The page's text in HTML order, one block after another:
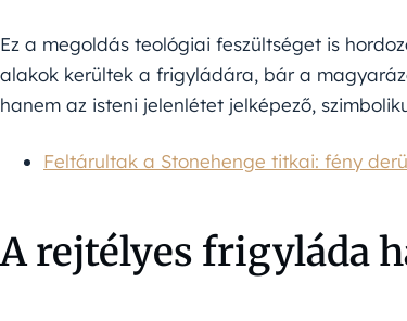
Ez a megoldás teológiai feszültséget is
alakok kerültek a frigyládára, bár a
hanem az isteni jelenlétet jelképező,
Feltárultak a Stonehenge titkai: fény
A rejtélyes frigyláda